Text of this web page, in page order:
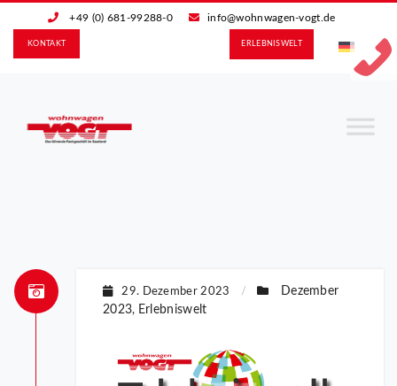
+49 (0) 681-99288-0 info@wohnwagen-vogt.de
ERLEBNIS­WELT
KONTAKT
29. Dezember 2023 /
Dezember
2023, Erlebniswelt